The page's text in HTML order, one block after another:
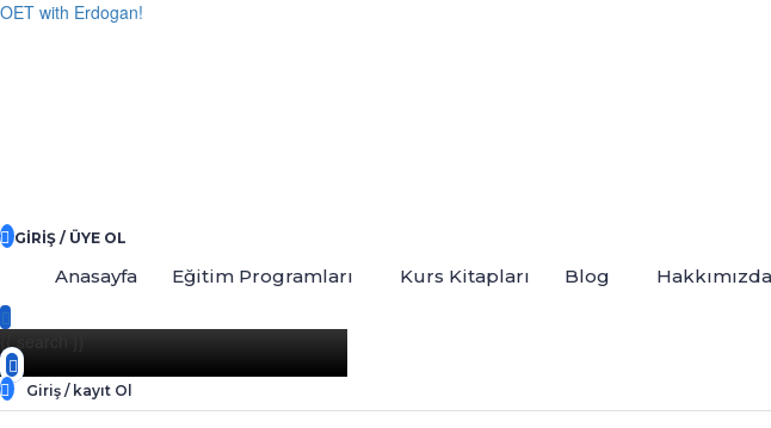
OET with Erdogan!
GIRIŞ / ÜYE OL
Anasayfa Eğitim Programları Kurs Kitapları Blog Hakkımızda
{{ search }}
Giriş / kayıt Ol